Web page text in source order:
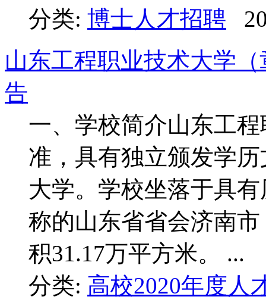
分类: 博士人才招聘
山东工程职业技术大学
告
一、学校简介山东工
准，具有独立颁发学
大学。学校坐落于具
称的山东省省会济南
积31.17万平方米。 ...
分类: 高校2020年度人